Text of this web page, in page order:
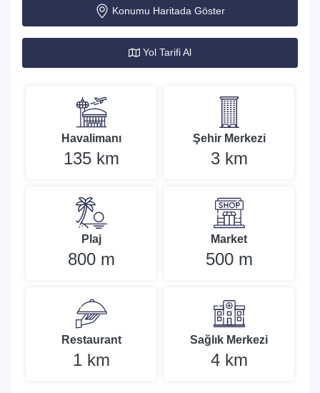
Konumu Haritada Göster
Yol Tarifi Al
Havalimanı
135 km
Şehir Merkezi
3 km
Plaj
800 m
Market
500 m
Restaurant
1 km
Sağlık Merkezi
4 km